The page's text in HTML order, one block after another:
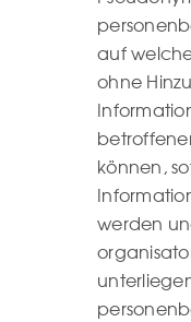
auf
ohne
können,
werden